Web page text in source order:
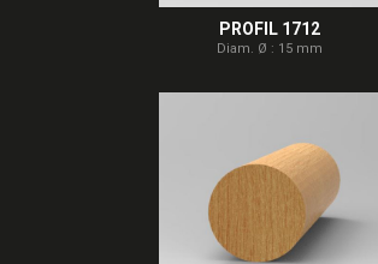
PROFIL 1712
Diam. Ø : 15 mm